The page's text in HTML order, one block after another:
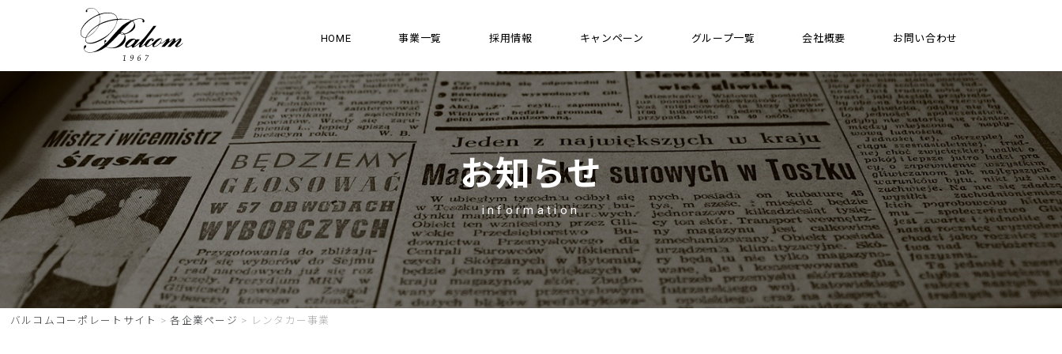
HOME 事業一覧 採用情報 キャンペーン グループ一覧 会社概要 お問い合わせ
お知らせ
information
バルコムコーポレートサイト >各企業ページ > レンタカー事業